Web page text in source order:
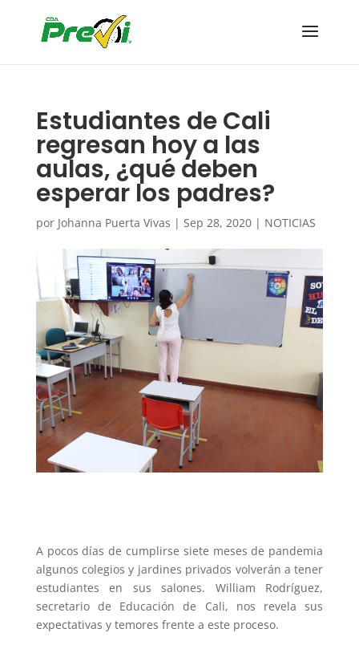
Estudiantes de Cali
regresan hoy a las
aulas, ¿qué deben
esperar los padres?
por Johanna Puerta Vivas | Sep 28, 2020| NOTICIAS
A pocos días de cumplirse siete meses de pandemia
algunos colegios y jardines privados volverán a tener
estudiantes en sus salones. William Rodríguez,
secretario de Educación de Cali, nos revela sus
expectativas y temores frente a este proceso.